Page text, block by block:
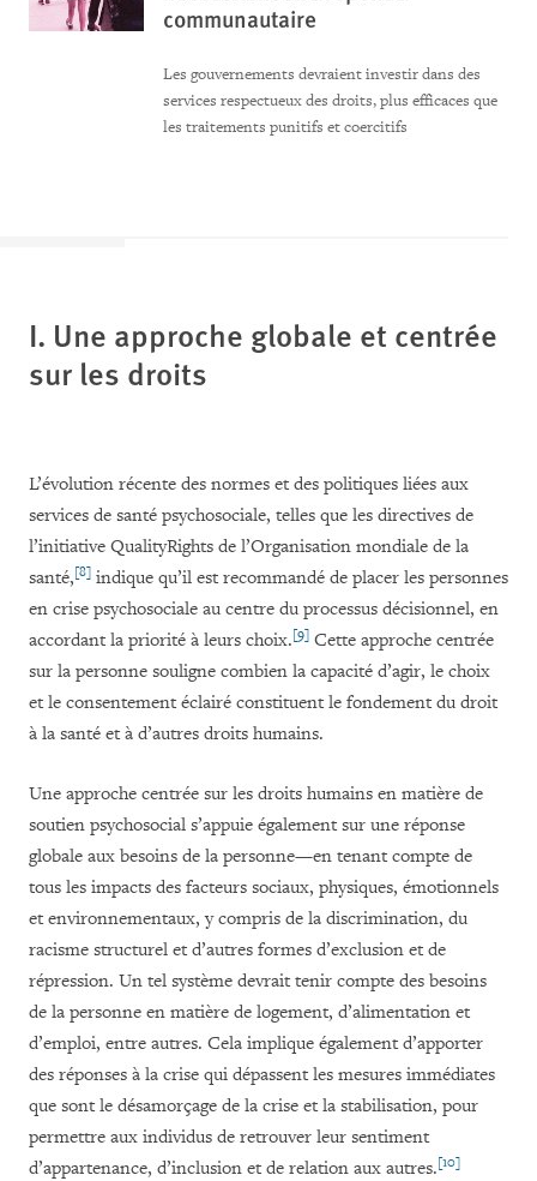
communautaire
Les gouvernements devraient investir dans des
services respectueux des droits, plus efficaces que
les traitements punitifs et coercitifs
I. Une approche globale et centrée
sur les droits
L’évolution récente des normes et des politiques liées aux
services de santé psychosociale, telles que les directives de
l’initiative QualityRights de l’Organisation mondiale de la
santé,[8] indique qu’il est recommandé de placer les personnes
en crise psychosociale au centre du processus décisionnel, en
accordant la priorité à leurs choix.[9] Cette approche centrée
sur la personne souligne combien la capacité d’agir, le choix
et le consentement éclairé constituent le fondement du droit
à la santé et à d’autres droits humains.
Une approche centrée sur les droits humains en matière de
soutien psychosocial s’appuie également sur une réponse
globale aux besoins de la personne—en tenant compte de
tous les impacts des facteurs sociaux, physiques, émotionnels
et environnementaux, y compris de la discrimination, du
racisme structurel et d’autres formes d’exclusion et de
répression. Un tel système devrait tenir compte des besoins
de la personne en matière de logement, d’alimentation et
d’emploi, entre autres. Cela implique également d’apporter
des réponses à la crise qui dépassent les mesures immédiates
que sont le désamorçage de la crise et la stabilisation, pour
permettre aux individus de retrouver leur sentiment
d’appartenance, d’inclusion et de relation aux autres.[10]